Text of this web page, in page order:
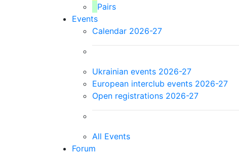
Pairs
Events
Calendar 2026-27
Ukrainian events 2026-27
European interclub events 2026-27
Open registrations 2026-27
All Events
Forum